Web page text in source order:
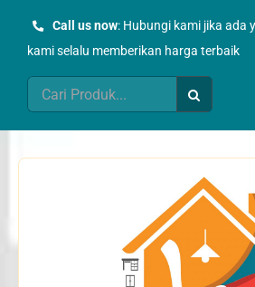
Call us now: Hubungi kami jika ada
kami selalu memberikan harga terbaik
Search
for: